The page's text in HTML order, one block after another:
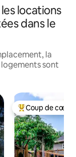
locations
dans le
la
sont
Coup de cœur
Coup de cœur